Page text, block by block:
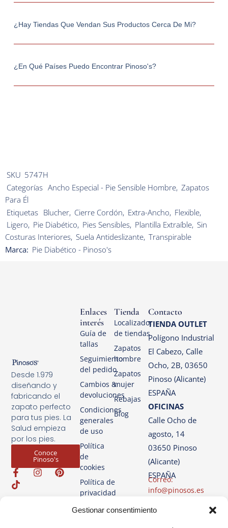
Gestionar consentimiento
¿Hay Tiendas Que Vendan Sus Productos Cerca De Mi?
¿En Qué Países Puedo Encontrar Pinoso's?
SKU 5747H
Categorías Ancho Especial - Pie Sensible Hombre, Zapatos
Para Él
Etiquetas Blucher, Cierre Cordón, Extra-Ancho, Flexible,
Ligero, Pie Diabético, Pies Sensibles, Plantilla Extraíble, Sin
Costuras Interiores, Suela Antideslizante, Transpirable
Marca: Pie Diabético - Pinoso's
Desde 1.979
diseñando y
fabricando el
zapato perfecto
para tus pies. La
Salud empieza
por los pies.
Conoce
Pinoso's
Tienda
Localizador
de tiendas
Zapatos
hombre
Zapatos
mujer
Rebajas
Blog
Enlaces
interés
Guía de
tallas
Seguimiento
del pedido
Cambios &
devoluciones
Condiciones
generales
de uso
Política
de
cookies
Política de
privacidad
Aviso
Contacto
TIENDA OUTLET
Polígono Industrial
El Cabezo, Calle
Ocho, 2B, 03650
Pinoso (Alicante)
ESPAÑA
OFICINAS
Calle Ocho de
agosto, 14
03650 Pinoso
(Alicante)
ESPAÑA
Correo:
info@pinosos.es
Teléfono: +34 96 69
70 274